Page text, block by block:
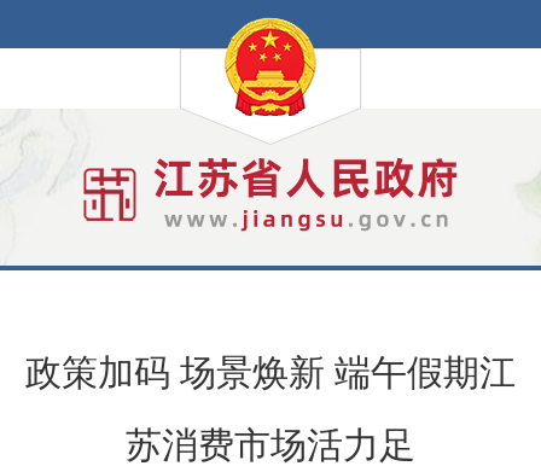
政策加码 场景焕新 端午假期江
苏消费市场活力足